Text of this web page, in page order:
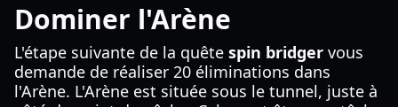
Dominer l'Arène
L'étape suivante de la quête spin bridger vous
demande de réaliser 20 éliminations dans
l'Arène. L'Arène est située sous le tunnel, juste à